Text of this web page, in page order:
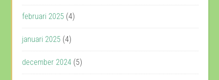
februari 2025 (4)
januari 2025 (4)
december 2024 (5)